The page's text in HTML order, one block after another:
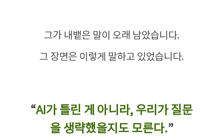
그가 내뱉은 말이 오래 남았습니다.
그 장면은 이렇게 말하고 있었습니다.
“AI가 틀린 게 아니라, 우리가 질문
을 생략했을지도 모른다.”